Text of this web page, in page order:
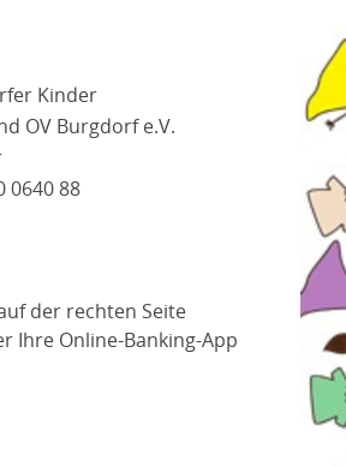
Kinder
OV Burgdorf e.V.
0640 88
der rechten Seite
Ihre Online-Banking-App